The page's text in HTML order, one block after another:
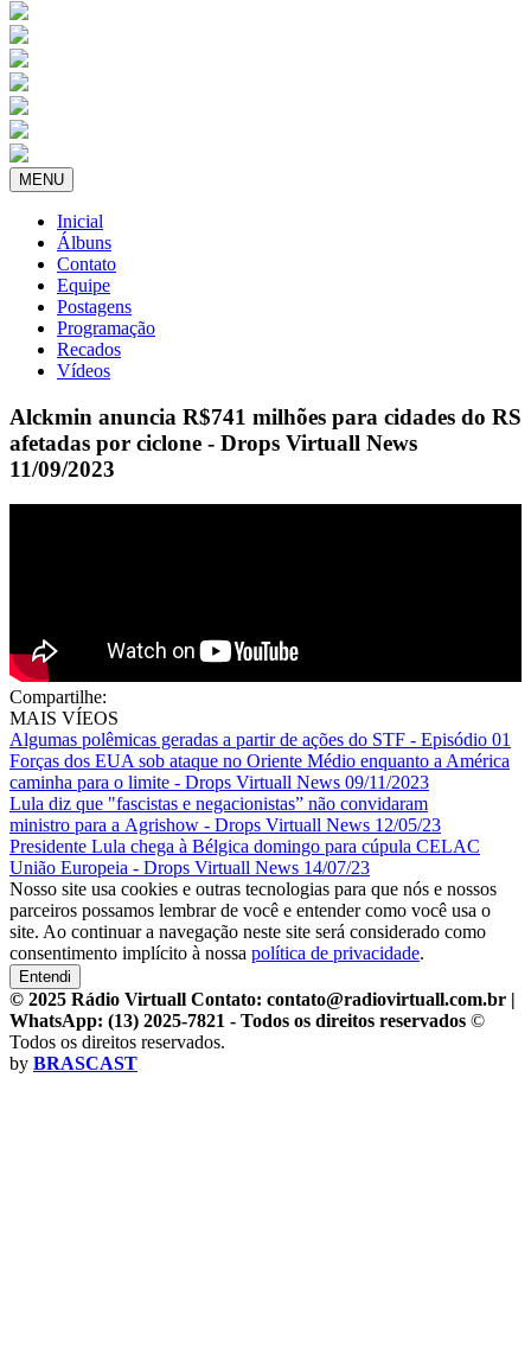
MENU
Inicial
Álbuns
Contato
Equipe
Postagens
Programação
Recados
Vídeos
Alckmin anuncia R$741 milhões para cidades do RS
afetadas por ciclone - Drops Virtuall News
11/09/2023
Compartilhe:
MAIS VÍEOS
Algumas polêmicas geradas a partir de ações do STF - Episódio 01
Forças dos EUA sob ataque no Oriente Médio enquanto a América
caminha para o limite - Drops Virtuall News 09/11/2023
Lula diz que "fascistas e negacionistas” não convidaram
ministro para a Agrishow - Drops Virtuall News 12/05/23
Presidente Lula chega à Bélgica domingo para cúpula CELAC
União Europeia - Drops Virtuall News 14/07/23
Nosso site usa cookies e outras tecnologias para que nós e nossos
parceiros possamos lembrar de você e entender como você usa o
site. Ao continuar a navegação neste site será considerado como
consentimento implícito à nossa política de privacidade.
Entendi
© 2025 Rádio Virtuall Contato: contato@radiovirtuall.com.br |
WhatsApp: (13) 2025-7821 - Todos os direitos reservados ©
Todos os direitos reservados.
by BRASCAST